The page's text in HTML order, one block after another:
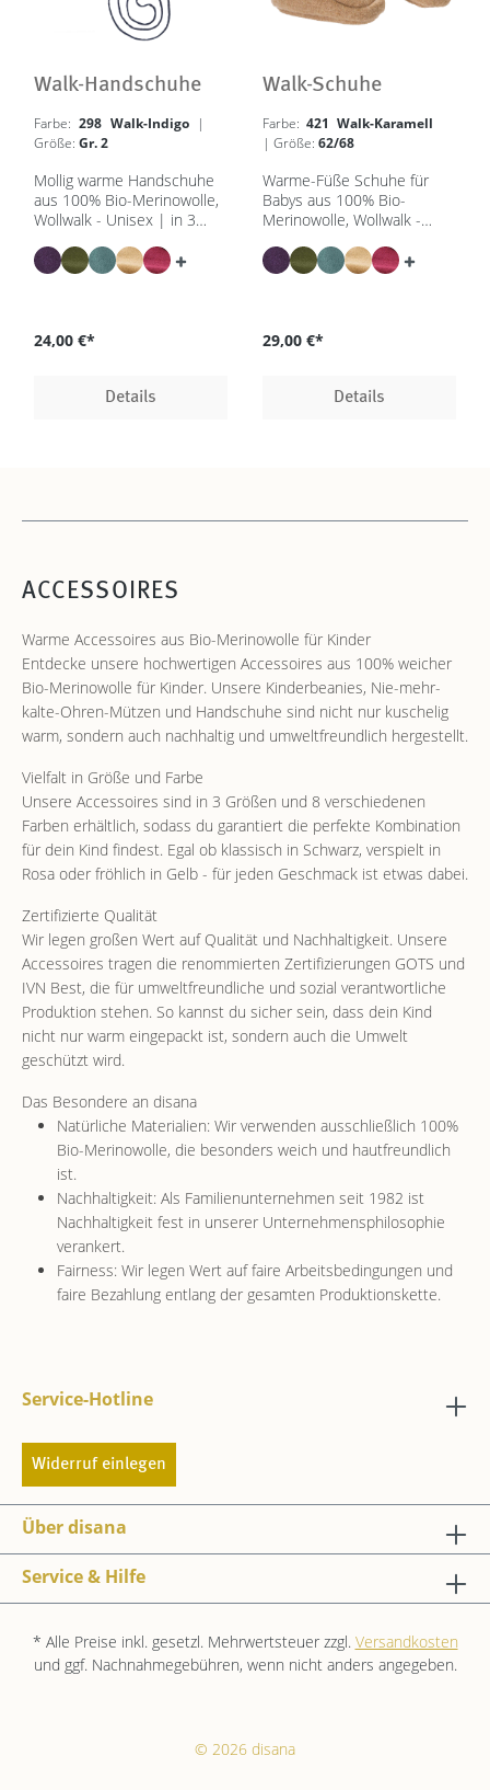
Walk-Handschuhe
Farbe: 298 Walk-Indigo |
Größe: Gr. 2
Mollig warme Handschuhe
aus 100% Bio-Merinowolle,
Wollwalk - Unisex | in 3
IVN Best
24,00 €*
Details
Walk-Schuhe
Farbe: 421 Walk-Karamell
| Größe: 62/68
Warme-Füße Schuhe für
Babys aus 100% Bio-
Merinowolle, Wollwalk -
8 Farben - GOTS, IVN
Best
29,00 €*
Details
ACCESSOIRES
Warme Accessoires aus Bio-Merinowolle für Kinder
Entdecke unsere hochwertigen Accessoires aus 100% weicher
Bio-Merinowolle für Kinder. Unsere Kinderbeanies, Nie-mehr-
kalte-Ohren-Mützen und Handschuhe sind nicht nur kuschelig
warm, sondern auch nachhaltig und umweltfreundlich hergestellt.
Vielfalt in Größe und Farbe
Unsere Accessoires sind in 3 Größen und 8 verschiedenen
Farben erhältlich, sodass du garantiert die perfekte Kombination
für dein Kind findest. Egal ob klassisch in Schwarz, verspielt in
Rosa oder fröhlich in Gelb - für jeden Geschmack ist etwas dabei.
Zertifizierte Qualität
Wir legen großen Wert auf Qualität und Nachhaltigkeit. Unsere
Accessoires tragen die renommierten Zertifizierungen GOTS und
IVN Best, die für umweltfreundliche und sozial verantwortliche
Produktion stehen. So kannst du sicher sein, dass dein Kind
nicht nur warm eingepackt ist, sondern auch die Umwelt
geschützt wird.
Das Besondere an disana
Natürliche Materialien: Wir verwenden ausschließlich 100%
Bio-Merinowolle, die besonders weich und hautfreundlich
ist.
Nachhaltigkeit: Als Familienunternehmen seit 1982 ist
Nachhaltigkeit fest in unserer Unternehmensphilosophie
verankert.
Fairness: Wir legen Wert auf faire Arbeitsbedingungen und
faire Bezahlung entlang der gesamten Produktionskette.
Service-Hotline
Widerruf einlegen
Über disana
Service & Hilfe
* Alle Preise inkl. gesetzl. Mehrwertsteuer zzgl. Versandkosten
und ggf. Nachnahmegebühren, wenn nicht anders angegeben.
© 2026 disana